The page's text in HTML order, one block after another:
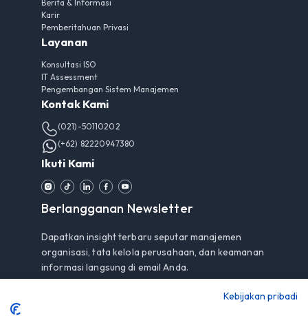
Berita & Informasi
Karir
Pemberitahuan Privasi
Layanan
Konsultasi ISO
IT Assessment
Pengembangan Sistem Manajemen
Kontak Kami
(021)-50110202
(+62) 82220947380
Ikuti Kami
Berlangganan Newsletter
Dapatkan insight terbaru seputar manajemen
organisasi, tata kelola perusahaan, dan keamanan
informasi langsung di email Anda.
Kebijakan pribadi